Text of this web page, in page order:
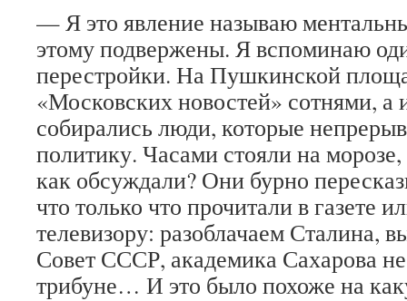
— Я это явление называю
этому подвержены. Я вспоминаю
перестройки. На Пушкинской
«Московских новостей» сотнями, а
собирались люди, которые
политику. Часами стояли на
как обсуждали? Они бурно
что только что прочитали в газете
телевизору: разоблачаем Сталина,
Совет СССР, академика Сахарова
трибуне… И это было похоже на